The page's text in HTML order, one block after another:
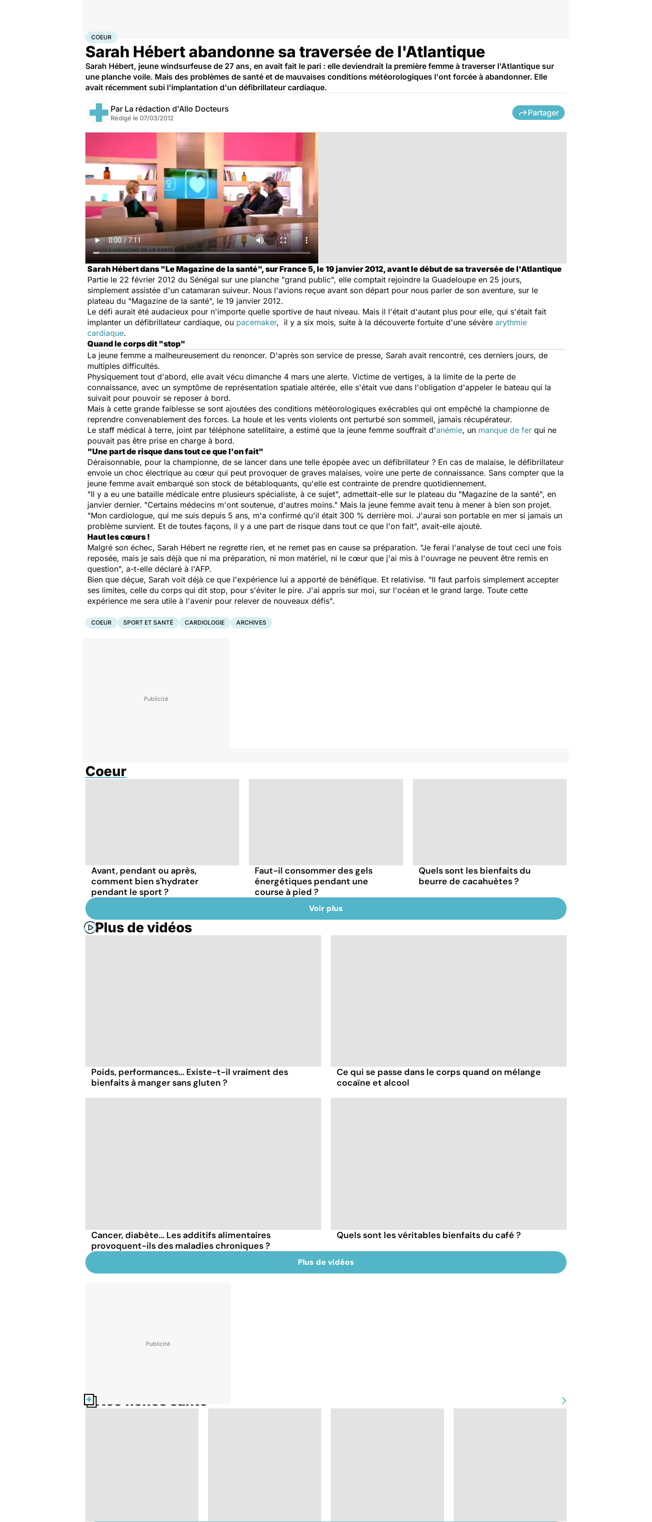
AccueilSanté
COEUR
Sarah Hébert abandonne sa traversée de l'Atlantique
Sarah Hébert, jeune windsurfeuse de 27 ans, en avait fait le pari : elle deviendrait la première femme à traverser l'Atlantique sur
une planche voile. Mais des problèmes de santé et de mauvaises conditions météorologiques l'ont forcée à abandonner. Elle
avait récemment subi l'implantation d'un défibrillateur cardiaque.
Par La rédaction d'Allo Docteurs
Rédigé le 07/03/2012
Partager
Sarah Hébert dans "Le Magazine de la santé", sur France 5, le 19 janvier 2012, avant le début de sa traversée de l'Atlantique
Partie le 22 février 2012 du Sénégal sur une planche "grand public", elle comptait rejoindre la Guadeloupe en 25 jours,
simplement assistée d'un catamaran suiveur. Nous l'avions reçue avant son départ pour nous parler de son aventure, sur le
plateau du "Magazine de la santé", le 19 janvier 2012.
Le défi aurait été audacieux pour n'importe quelle sportive de haut niveau. Mais il l'était d'autant plus pour elle, qui s'était fait
implanter un défibrillateur cardiaque, ou pacemaker, il y a six mois, suite à la découverte fortuite d'une sévère arythmie
cardiaque.
Quand le corps dit "stop"
La jeune femme a malheureusement du renoncer. D'après son service de presse, Sarah avait rencontré, ces derniers jours, de
multiples difficultés.
Physiquement tout d'abord, elle avait vécu dimanche 4 mars une alerte. Victime de vertiges, à la limite de la perte de
connaissance, avec un symptôme de représentation spatiale altérée, elle s'était vue dans l'obligation d'appeler le bateau qui la
suivait pour pouvoir se reposer à bord.
Mais à cette grande faiblesse se sont ajoutées des conditions météorologiques exécrables qui ont empêché la championne de
reprendre convenablement des forces. La houle et les vents violents ont perturbé son sommeil, jamais récupérateur.
Le staff médical à terre, joint par téléphone satellitaire, a estimé que la jeune femme souffrait d'anémie, un manque de fer qui ne
pouvait pas être prise en charge à bord.
"Une part de risque dans tout ce que l'on fait"
Déraisonnable, pour la championne, de se lancer dans une telle épopée avec un défibrillateur ? En cas de malaise, le défibrillateur
envoie un choc électrique au cœur qui peut provoquer de graves malaises, voire une perte de connaissance. Sans compter que la
jeune femme avait embarqué son stock de bétabloquants, qu'elle est contrainte de prendre quotidiennement.
"Il y a eu une bataille médicale entre plusieurs spécialiste, à ce sujet", admettait-elle sur le plateau du "Magazine de la santé", en
janvier dernier. "Certains médecins m'ont soutenue, d'autres moins." Mais la jeune femme avait tenu à mener à bien son projet.
"Mon cardiologue, qui me suis depuis 5 ans, m'a confirmé qu'il était 300 % derrière moi. J'aurai son portable en mer si jamais un
problème survient. Et de toutes façons, il y a une part de risque dans tout ce que l'on fait", avait-elle ajouté.
Haut les cœurs !
Malgré son échec, Sarah Hébert ne regrette rien, et ne remet pas en cause sa préparation. "Je ferai l'analyse de tout ceci une fois
reposée, mais je sais déjà que ni ma préparation, ni mon matériel, ni le cœur que j'ai mis à l'ouvrage ne peuvent être remis en
question", a-t-elle déclaré à l'AFP.
Bien que déçue, Sarah voit déjà ce que l'expérience lui a apporté de bénéfique. Et relativise. "Il faut parfois simplement accepter
ses limites, celle du corps qui dit stop, pour s'éviter le pire. J'ai appris sur moi, sur l'océan et le grand large. Toute cette
expérience me sera utile à l'avenir pour relever de nouveaux défis".
COEUR SPORT ET SANTÉ CARDIOLOGIE ARCHIVES
Coeur
Avant, pendant ou après,
comment bien s'hydrater
pendant le sport ?
Faut-il consommer des gels
énergétiques pendant une
course à pied ?
Quels sont les bienfaits du
beurre de cacahuètes ?
Voir plus
Plus de vidéos
Poids, performances... Existe-t-il vraiment des
bienfaits à manger sans gluten ?
Ce qui se passe dans le corps quand on mélange
cocaïne et alcool
Cancer, diabète... Les additifs alimentaires
provoquent-ils des maladies chroniques ?
Quels sont les véritables bienfaits du café ?
Plus de vidéos
Nos fiches santé